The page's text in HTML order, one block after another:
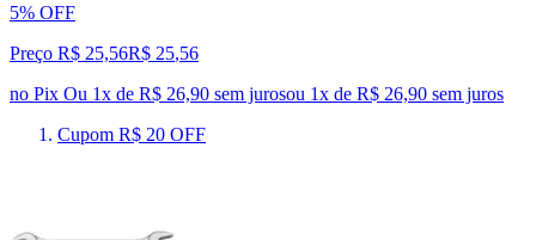
5% OFF
Preço R$ 25,56R$ 25,56
no Pix Ou 1x de R$ 26,90 sem jurosou 1x de R$ 26,90 sem juros
Cupom R$ 20 OFF